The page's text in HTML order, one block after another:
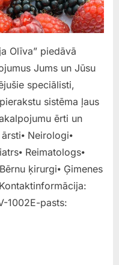
Olīva” piedāvā
Jums un Jūsu
speciālisti,
sistēma ļaus
ērti un
Neirologi⦁
Reimatologs⦁
ķirurgi⦁ Ģimenes
1002E-pasts: